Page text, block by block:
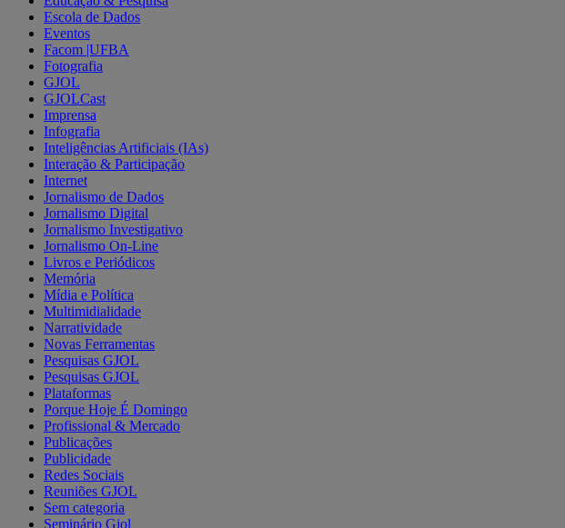
Escola de Dados
Eventos
Facom |UFBA
Fotografia
GJOL
GJOLCast
Imprensa
Infografia
Inteligências Artificiais (IAs)
Interação & Participação
Internet
Jornalismo de Dados
Jornalismo Digital
Jornalismo Investigativo
Jornalismo On-Line
Livros e Periódicos
Memória
Mídia e Política
Multimidialidade
Narratividade
Novas Ferramentas
Pesquisas GJOL
Pesquisas GJOL
Plataformas
Porque Hoje É Domingo
Profissional & Mercado
Publicações
Publicidade
Redes Sociais
Reuniões GJOL
Sem categoria
Seminário Gjol